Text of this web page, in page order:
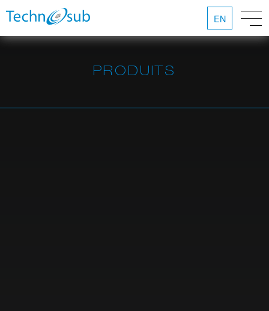
EN
PRODUITS